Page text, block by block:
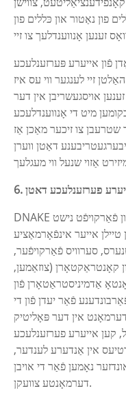
פון נאַטור און כּללים פון
פֿון אייערע פּערזענלעכע
זיי לענגער ווי עס איז
אויסגעשריבן אין דער
מיט די אָנווענדלעכע
שטרעבן צו זיכער מאַכן אַז
דאַטן ווערן
DNAKE האַנדלט נישט, פֿאַררענט נישט און פֿאַרקויפֿט נישט
אייער אינפֿאָרמאַציע
סערוויס פֿאַרקויפֿער,
קאָנטראַקטאָרן (צוזאַמען,
אַדמיניסטראַטאָרן פֿון
פֿאַר יעדן פֿון די
קען אייערע פערזענלעכע
אין אַנדערע לענדער,
נאָמען פֿאַר די אויבן
דערמאָנטע צוועקן.